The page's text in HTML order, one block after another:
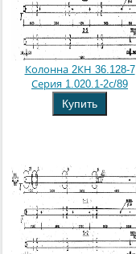
Колонна 2КН 36.128-7
Серия 1.020.1-2с/89
Купить